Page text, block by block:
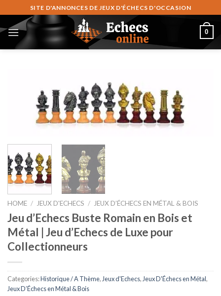
to
content
SITE D'ANNONCES DE JEUX D'ÉCHECS D'OCCASION
0
HOME / JEUX D'ECHECS / JEUX D’ÉCHECS EN MÉTAL & BOIS
Jeu d’Echecs Buste Romain en Bois et
Métal | Jeu d’Echecs de Luxe pour
Collectionneurs
Categories:Historique / A Thème, Jeux d'Echecs, Jeux D'Échecs en Métal,
Jeux D’Échecs en Métal & Bois